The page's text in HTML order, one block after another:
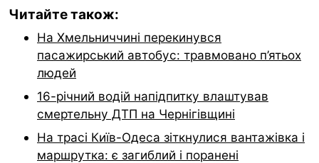
Читайте також:
На Хмельниччині перекинувся
пасажирський автобус: травмовано п’ятьох
людей
16-річний водій напідпитку влаштував
смертельну ДТП на Чернігівщині
На трасі Київ-Одеса зіткнулися вантажівка і
маршрутка: є загиблий і поранені